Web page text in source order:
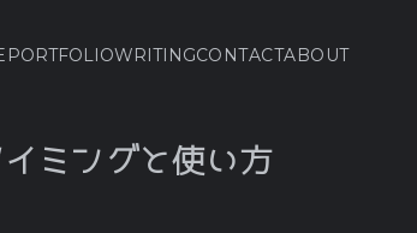
PORTFOLIOWRITINGCONTACTABOUT
ミングと使い方